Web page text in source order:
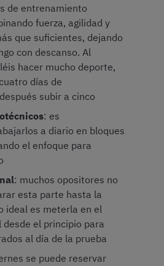
de entrenamiento
fuerza, agilidad y
que suficientes, dejando
con descanso. Al
hacer mucho deporte,
días de
subir a cinco
: es
a diario en bloques
el enfoque para
: muchos opositores no
esta parte hasta la
ideal es meterla en el
desde el principio para
al día de la prueba
se puede reservar